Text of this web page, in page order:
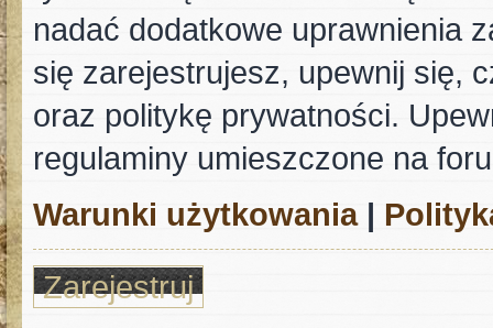
nadać dodatkowe uprawnienia
się zarejestrujesz, upewnij się,
oraz politykę prywatności.
regulaminy umieszczone na
Warunki użytkowania|
Zarejestruj